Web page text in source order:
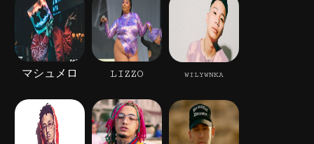
マシュメロ LIZZO WILYWNKA